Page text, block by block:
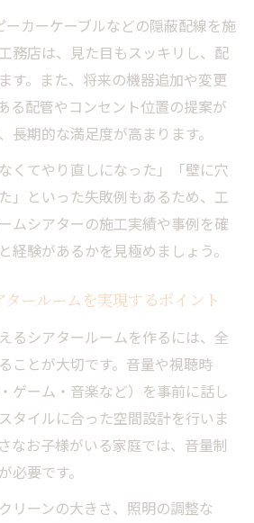
カーケーブルなどの隠蔽配線を施
務店は、見た目もスッキリし、配
す。また、将来の機器追加や変更
る配管やコンセント位置の提案が
長期的な満足度が高まります。
くてやり直しになった」「壁に穴
」といった失敗例もあるため、工
ムシアターの施工実績や事例を確
経験があるかを見極めましょう。
ールームを実現するポイント
るシアタールームを作るには、全
ことが大切です。音量や視聴時
ゲーム・音楽など）を事前に話し
タイルに合った空間設計を行いま
なお子様がいる家庭では、音量制
必要です。
リーンの大きさ、照明の調整な